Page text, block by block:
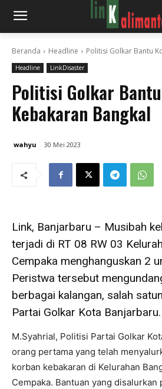
Beranda Headline Politisi Golkar Bantu
Headline LinkDisaster
Politisi Golkar
Kebakaran Bangkal
wahyu 30 Mei 2023
Link, Banjarbaru – Musibah
terjadi di RT 08 RW 03
Cempaka menghanguskan 2
Peristwa tersebut
berbagai kalangan, salah
Partai Golkar Kota Banjarbaru.
M.Syahrial, Politisi Partai Golkar
orang pertama yang telah
korban kebakaran di Kelurahan
Cempaka. Bantuan yang